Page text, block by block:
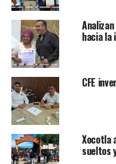
hacia la
CFE
Xocotla
sueltos